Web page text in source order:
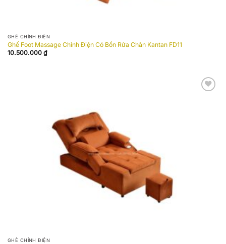
GHẾ CHỈNH ĐIỆN
Ghế Foot Massage Chỉnh Điện Có Bồn Rửa Chân Kantan FD11
10.500.000 ₫
GHẾ CHỈNH ĐIỆN